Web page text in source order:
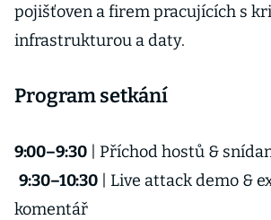
pojišťoven a firem pracujících s
infrastrukturou a daty.
Program setkání
9:00–9:30 | Příchod hostů &
9:30–10:30| Live attack demo &
komentář